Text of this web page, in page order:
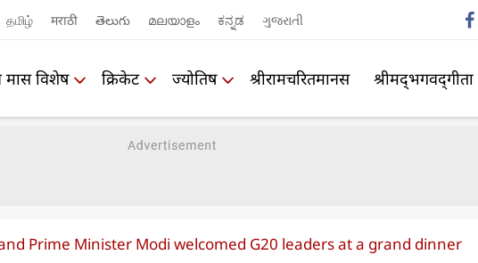
தமிழ் मराठी తెలుగు മലയാളം ಕನ್ನಡ ગુજરાતી
मास विशेष क्रिकेट ज्योतिष श्रीरामचरितमानस श्रीमद्‍भगवद्‍गीता
Prime Minister Modi welcomed G20 leaders at a grand dinner